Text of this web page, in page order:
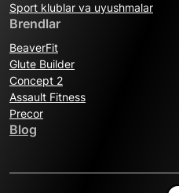
Sport klublar va uyushmalar
Brendlar
BeaverFit
Glute Builder
Concept 2
Assault Fitness
Precor
Blog